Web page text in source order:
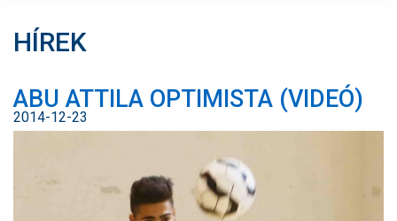
JEGYÉRTÉKESÍTÉS
WEBSHOP
STADION
EGYESÜLET
KAPCSOLAT
NYITÓLAP
HÍREK
ABU ATTILA OPTIMISTA (VIDEÓ)
2014-12-23